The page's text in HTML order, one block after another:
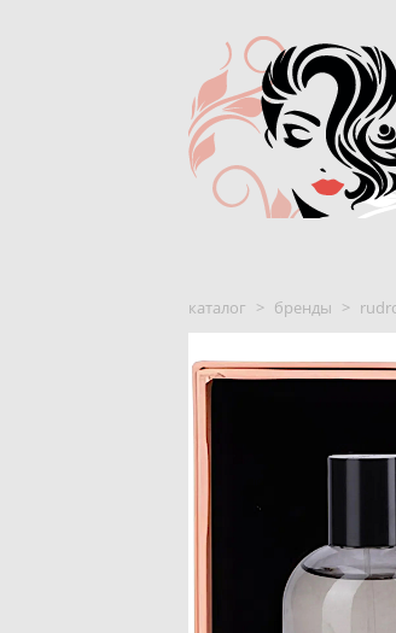
каталог > бренды >